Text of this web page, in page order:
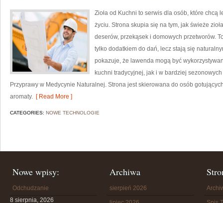
Zioła od Kuchni to serwis dla osób, które chcą
życiu. Strona skupia się na tym, jak świeże
deserów, przekąsek i domowych przetworów.
tylko dodatkiem do dań, lecz stają się
pokazuje, że lawenda mogą być
kuchni tradycyjnej, jak i w bardziej
Przyprawy w Medycynie Naturalnej. Strona jest skierowana do osób
aromaty. [ Read More ]
CATEGORIES: NOWE TECHNOLOGIE
Nowe wpisy:
Odchudzanie
8 sierpnia, 2026
Archiwa
sierpień 2026